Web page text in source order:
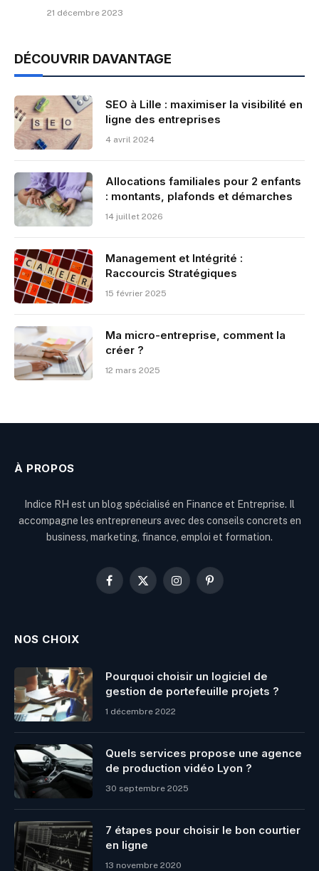
21 décembre 2023
DÉCOUVRIR DAVANTAGE
SEO à Lille : maximiser la visibilité en
ligne des entreprises
4 avril 2024
Allocations familiales pour 2 enfants
: montants, plafonds et démarches
14 juillet 2026
Management et Intégrité :
Raccourcis Stratégiques
15 février 2025
Ma micro-entreprise, comment la
créer ?
12 mars 2025
À PROPOS
Indice RH est un blog spécialisé en Finance et Entreprise. Il
accompagne les entrepreneurs avec des conseils concrets en
business, marketing, finance, emploi et formation.
Facebook
X
InstagramPinterest
NOS CHOIX
Pourquoi choisir un logiciel de
gestion de portefeuille projets ?
1 décembre 2022
Quels services propose une agence
de production vidéo Lyon ?
30 septembre 2025
7 étapes pour choisir le bon courtier
en ligne
13 novembre 2020